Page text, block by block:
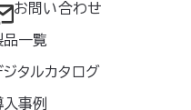
お問い合わせ
品一覧
ジタルカタログ
入事例
。